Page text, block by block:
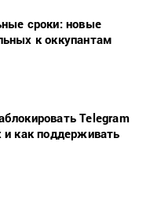
сроки: новые
к оккупантам
Telegram
и как поддерживать